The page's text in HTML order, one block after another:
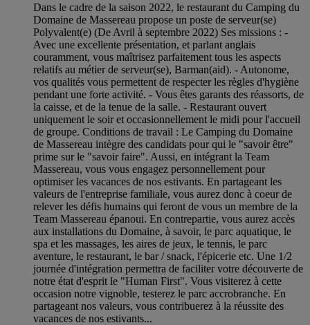
Dans le cadre de la saison 2022, le restaurant du Camping du
Domaine de Massereau propose un poste de serveur(se)
Polyvalent(e) (De Avril à septembre 2022) Ses missions : -
Avec une excellente présentation, et parlant anglais
couramment, vous maîtrisez parfaitement tous les aspects
relatifs au métier de serveur(se), Barman(aid). - Autonome,
vos qualités vous permettent de respecter les règles d'hygiène
pendant une forte activité. - Vous êtes garants des réassorts, de
la caisse, et de la tenue de la salle. - Restaurant ouvert
uniquement le soir et occasionnellement le midi pour l'accueil
de groupe. Conditions de travail : Le Camping du Domaine
de Massereau intègre des candidats pour qui le "savoir être"
prime sur le "savoir faire". Aussi, en intégrant la Team
Massereau, vous vous engagez personnellement pour
optimiser les vacances de nos estivants. En partageant les
valeurs de l'entreprise familiale, vous aurez donc à coeur de
relever les défis humains qui feront de vous un membre de la
Team Massereau épanoui. En contrepartie, vous aurez accès
aux installations du Domaine, à savoir, le parc aquatique, le
spa et les massages, les aires de jeux, le tennis, le parc
aventure, le restaurant, le bar / snack, l'épicerie etc. Une 1/2
journée d'intégration permettra de faciliter votre découverte de
notre état d'esprit le "Human First". Vous visiterez à cette
occasion notre vignoble, testerez le parc accrobranche. En
partageant nos valeurs, vous contribuerez à la réussite des
vacances de nos estivants...